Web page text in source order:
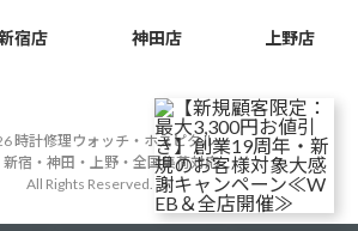
宿店 神田店 上野店
時計修理ウォッチ・ホスピタル
新宿・神田・上野・全国集荷対応
All Rights Reserved.